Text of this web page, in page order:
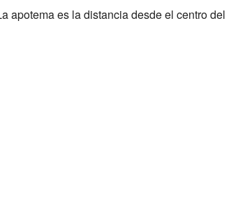
apotema es la distancia desde el centro del